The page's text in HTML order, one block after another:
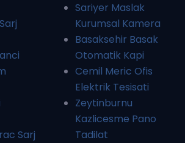
Sarj
Sariyer Maslak
Kurumsal Kamera
Basaksehir Basak
Otomatik Kapi
Cemil Meric Ofis
Elektrik Tesisati
Zeytinburnu
Kazlicesme Pano
Tadilat